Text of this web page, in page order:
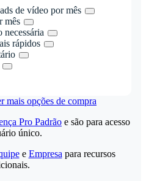
de vídeo por mês
mês
necessária
rápidos
mais opções de compra
Pro Padrão e são para acesso
único.
e Empresa para recursos